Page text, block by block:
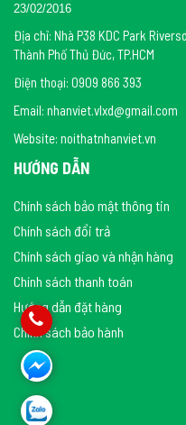
23/02/2016
Địa chỉ: Nhà P38 KDC Park
Thành Phố Thủ Đức, TP.HCM
Điện thoại: 0909 866 393
Email: nhanviet.vlxd@gmail.com
Website: noithatnhanviet.vn
HƯỚNG DẪN
Chính sách bảo mật thông tin
Chính sách đổi trả
Chính sách giao và nhận hàng
Chính sách thanh toán
Hướng dẫn đặt hàng
Chính sách bảo hành